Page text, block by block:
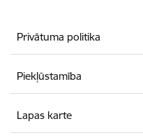
Privātuma politika
Piekļūstamība
Lapas karte